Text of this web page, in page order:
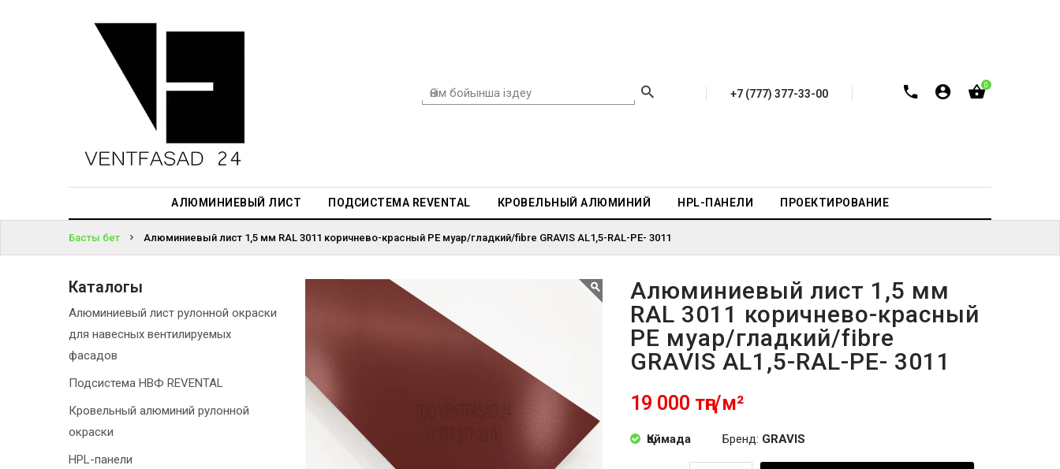
+7 (777) 377-33-00
0
АЛЮМИНИЕВЫЙ ЛИСТ ПОДСИСТЕМА REVENTAL КРОВЕЛЬНЫЙ АЛЮМИНИЙ HPL-ПАНЕЛИ ПРОЕКТИРОВАНИЕ
АЛЮМИНИЕВЫЙ
ПРОЕКТИРОВАНИЕ
КІРІҢІЗ
ПАРОЛЬДІ
БА?
Басты бет Алюминиевый лист 1,5 мм RAL 3011 коричнево-красный PE муар/гладкий/fibre GRAVIS AL1,5-RAL-PE- 3011
Алюминиевый лист 1,5 мм
RAL 3011 коричнево-красный
PE муар/гладкий/fibre
GRAVIS AL1,5-RAL-PE- 3011
19 000 тңг/м²
Қоймада Бренд: GRAVIS
Каталогы
Алюминиевый лист рулонной окраски
для навесных вентилируемых
фасадов
Подсистема НВФ REVENTAL
Кровельный алюминий рулонной
окраски
HPL-панели